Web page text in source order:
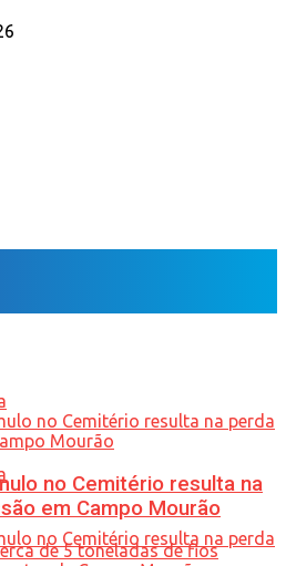
no Cemitério resulta na
em Campo Mourão